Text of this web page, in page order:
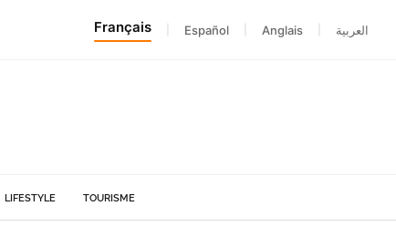
Français Español Anglais العربية
LIFESTYLE TOURISME